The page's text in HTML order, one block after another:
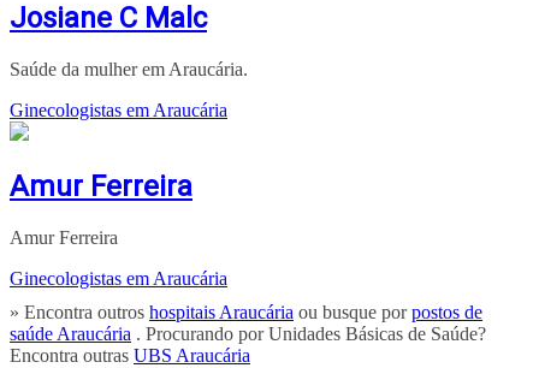
Josiane C Malc
Saúde da mulher em Araucária.
Ginecologistas em Araucária
Amur Ferreira
Amur Ferreira
Ginecologistas em Araucária
» Encontra outros hospitais Araucária ou busque porpostos de
saúde Araucária . Procurando por Unidades Básicas de Saúde?
Encontra outras UBS Araucária